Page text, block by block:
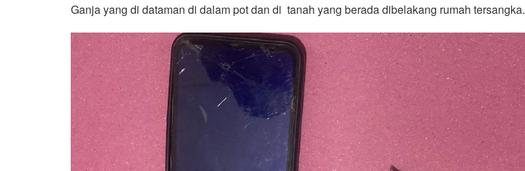
Ganja yang di dataman di dalam pot dan di tanah yang berada dibelakang rumah tersangka.